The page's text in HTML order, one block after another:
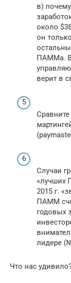
в)
около
он
ПАММа.
верит в
Случаи
«лучших
2015 г.
ПАММ
годовых
лидере
Что нас